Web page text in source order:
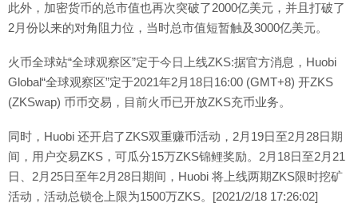
此外，加密货币的总市值也再次突破了2000亿美元，并且打破了
2月份以来的对角阻力位，当时总市值短暂触及3000亿美元。
火币全球站“全球观察区”定于今日上线ZKS:据官方消息，Huobi
Global“全球观察区”定于2021年2月18日16:00 (GMT+8) 开ZKS
(ZKSwap) 币币交易，目前火币已开放ZKS充币业务。
同时，Huobi 还开启了ZKS双重赚币活动，2月19日至2月28日期
间，用户交易ZKS，可瓜分15万ZKS锦鲤奖励。2月18日至2月21
日、2月25日至年2月28日期间，Huobi 将上线两期ZKS限时挖矿
活动，活动总锁仓上限为1500万ZKS。[2021/2/18 17:26:02]